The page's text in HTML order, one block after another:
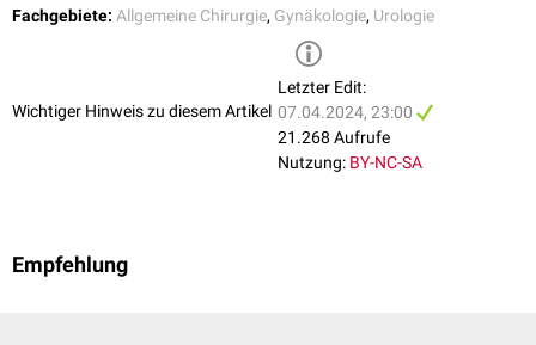
Fachgebiete: Allgemeine Chirurgie, Gynäkologie, Urologie
Wichtiger Hinweis zu diesem Artikel
Letzter Edit:
07.04.2024, 23:00
21.268 Aufrufe
Nutzung: BY-NC-SA
Empfehlung